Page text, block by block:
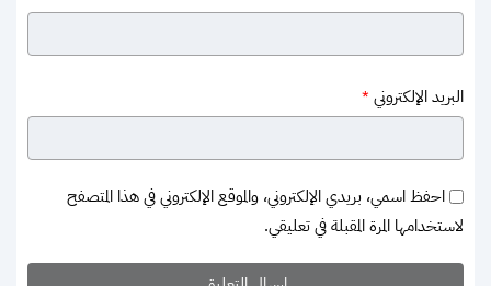
البريد الإلكتروني *
احفظ اسمي، بريدي الإلكتروني، والموقع الإلكتروني في هذا المتصفح
لاستخدامها المرة المقبلة في تعليقي.